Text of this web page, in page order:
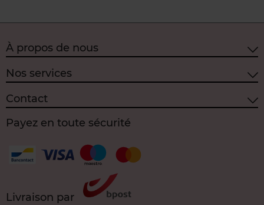
À propos de nous
Nos services
Contact
Payez en toute sécurité
Livraison par